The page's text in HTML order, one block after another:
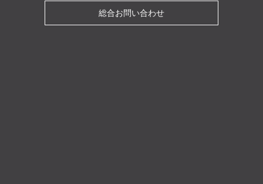
総合お問い合わせ